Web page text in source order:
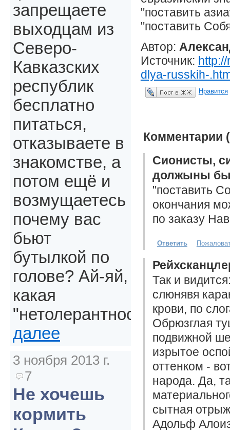
"поставить
"поставить
Автор:
Источник:
dlya-russkih-
Опубликовать в ЖЖ Нравится
Комментарии
Сионисты,
должыны
"поставить
окончания
по заказу
Ответить
Так и
слюнявя
крови, по
Обрюзглая
подвижной
изрытое
оттенком -
народа. Да,
сытная
Адольф
запрещаете
выходцам из
Северо-
Кавказских
республик
бесплатно
питаться,
отказываете в
знакомстве, а
потом ещё и
возмущаетесь
почему вас
бьют
бутылкой по
голове? Ай-яй,
какая
"нетолерантность".
далее
3 ноября 2013 г.
7
Не хочешь
кормить